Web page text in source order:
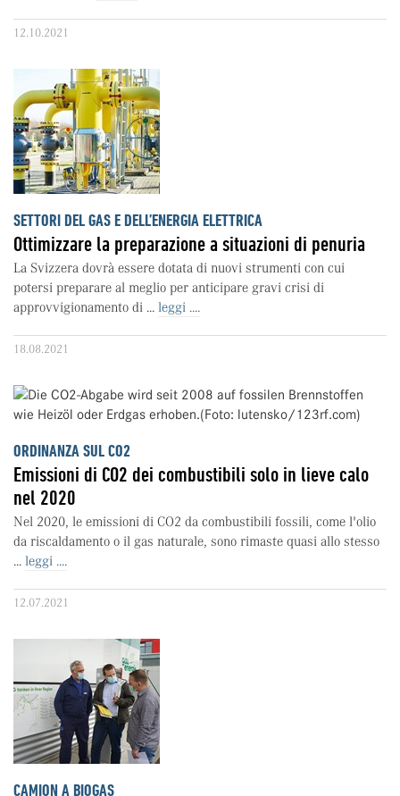
12.10.2021
SETTORI DEL GAS E DELL’ENERGIA ELETTRICA
Ottimizzare la preparazione a situazioni di penuria
La Svizzera dovrà essere dotata di nuovi strumenti con cui
potersi preparare al meglio per anticipare gravi crisi di
approvvigionamento di ... leggi ....
18.08.2021
ORDINANZA SUL CO2
Emissioni di CO2 dei combustibili solo in lieve calo
nel 2020
Nel 2020, le emissioni di CO2 da combustibili fossili, come l'olio
da riscaldamento o il gas naturale, sono rimaste quasi allo stesso
... leggi ....
12.07.2021
CAMION A BIOGAS